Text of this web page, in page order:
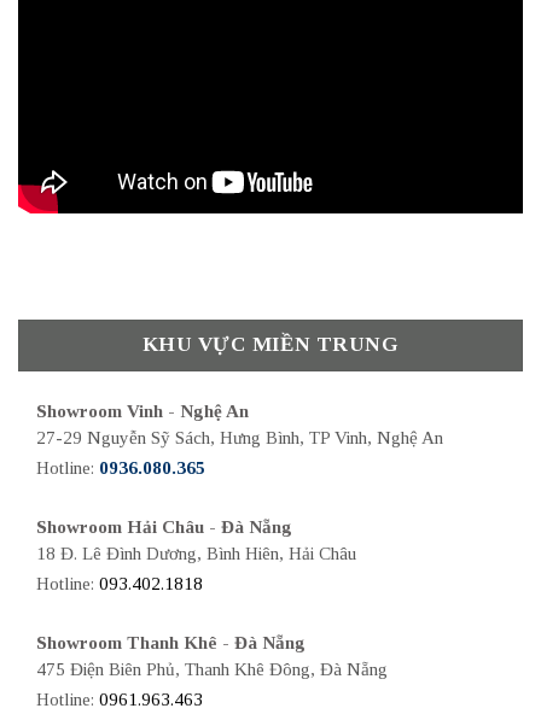
KHU VỰC MIỀN TRUNG
Showroom Vinh - Nghệ An
27-29 Nguyễn Sỹ Sách, Hưng Bình, TP Vinh, Nghệ An
Hotline: 0936.080.365
Showroom Hải Châu - Đà Nẵng
18 Đ. Lê Đình Dương, Bình Hiên, Hải Châu
Hotline: 093.402.1818
Showroom Thanh Khê - Đà Nẵng
475 Điện Biên Phủ, Thanh Khê Đông, Đà Nẵng
Hotline: 0961.963.463